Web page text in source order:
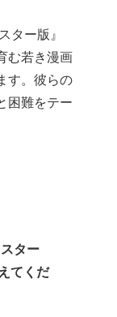
ター版』
む若き漫画
す。彼らの
困難をテー
ター
てくだ